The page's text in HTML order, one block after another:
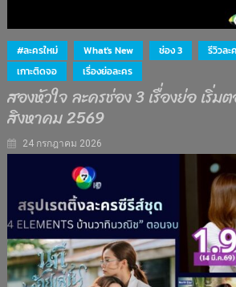
#ละครใหม่ What's New ช่อง 3 รีวิวละ
เกาะติดจอ
เรื่องย่อละคร
สองหัวใจ ละครช่อง 3 เรื่องย่อ เริ่ม
สิงหาคม 2569
24 กรกฎาคม 2026